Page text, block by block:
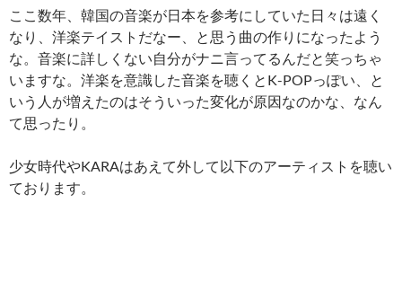
ここ数年、韓国の音楽が日本を参考にしていた日々は遠く
なり、洋楽テイストだなー、と思う曲の作りになったよう
な。音楽に詳しくない自分がナニ言ってるんだと笑っちゃ
いますな。洋楽を意識した音楽を聴くとK-POPっぽい、と
いう人が増えたのはそういった変化が原因なのかな、なん
て思ったり。
少女時代やKARAはあえて外して以下のアーティストを聴い
ております。